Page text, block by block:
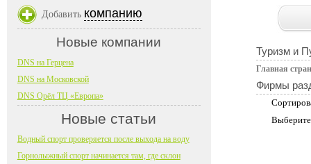
Туризм и
Главная
Фирмы
Добавить компанию
Новые компании
DNS на Герцена
DNS на Московской
DNS Орёл ТЦ «Европа»
Новые статьи
Водный спорт проверяется после выхода на воду
Горнолыжный спорт начинается там, где склон